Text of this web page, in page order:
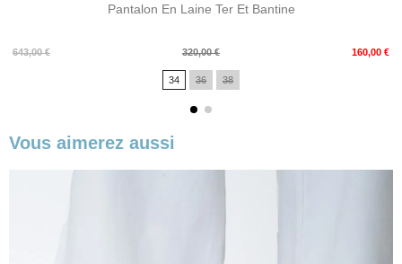
Pantalon En Laine Ter Et Bantine
643,00 €
Prix
320,00 € 160,00 €
Prix
34 36 38
Vous aimerez aussi